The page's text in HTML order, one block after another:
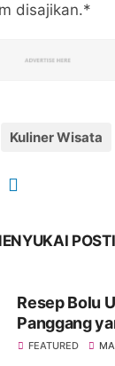
disajikan.*
Kuliner Wisata
Resep Bolu
Panggang
FEATURED